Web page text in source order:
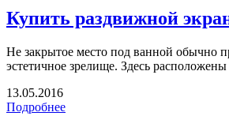
Купить раздвижной
Не закрытое место под ванной обычно
эстетичное зрелище. Здесь расположены
13.05.2016
Подробнее